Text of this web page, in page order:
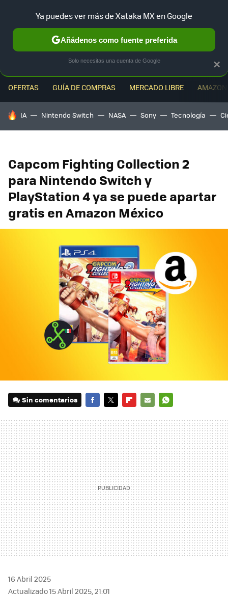
OFERTAS GUÍA DE COMPRAS MERCADO LIBRE
HOY SE HABLA DE
IA Nintendo Switch NASA Sony Tecnología
Capcom Fighting Collection 2
para Nintendo Switch y
PlayStation 4 ya se puede apartar
gratis en Amazon México
Sin comentarios
MAIL
16 Abril 2025
Actualizado 15 Abril 2025, 21:01
×
Ya puedes ver más de Xataka MX en Google
Añádenos como fuente preferida
Solo necesitas una cuenta de Google